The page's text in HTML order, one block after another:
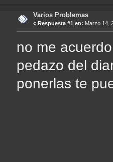
Varios Problemas
« Respuesta #1 en: Marzo 14,
no me
pedazo del
ponerlas te